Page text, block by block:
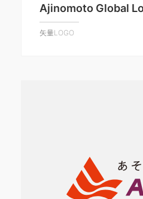
Ajinomoto Global
矢量LOGO